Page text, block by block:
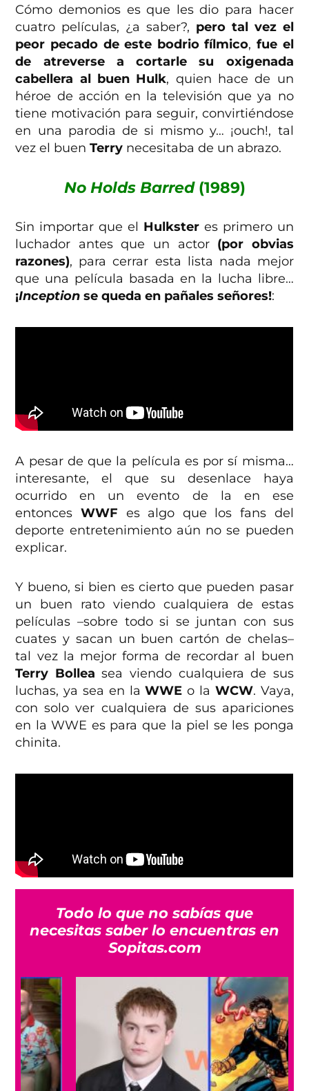
Cómo demonios es que les dio para hacer
cuatro películas, ¿a saber?, pero tal vez el
peor pecado de este bodrio fílmico,fue el
de atreverse a cortarle su oxigenada
cabellera al buen Hulk, quien hace de un
héroe de acción en la televisión que ya no
tiene motivación para seguir, convirtiéndose
en una parodia de si mismo y… ¡ouch!, tal
vez el buenTerry necesitaba de un abrazo.
No Holds Barred(1989)
Sin importar que el Hulksteres primero un
luchador antes que un actor (por obvias
razones), para cerrar esta lista nada mejor
que una película basada en la lucha libre…
¡Inception se queda en pañales señores!:
A pesar de que la película es por sí misma…
interesante, el que su desenlace haya
ocurrido en un evento de la en ese
entoncesWWF es algo que los fans del
deporte entretenimiento aún no se pueden
explicar.
Y bueno, si bien es cierto que pueden pasar
un buen rato viendo cualquiera de estas
películas –sobre todo si se juntan con sus
cuates y sacan un buen cartón de chelas–
tal vez la mejor forma de recordar al buen
Terry Bollea sea viendo cualquiera de sus
luchas, ya sea en laWWE o la WCW. Vaya,
con solo ver cualquiera de sus apariciones
en la WWE es para que la piel se les ponga
chinita.
Todo lo que no sabías que
necesitas saber lo encuentras en
Sopitas.com